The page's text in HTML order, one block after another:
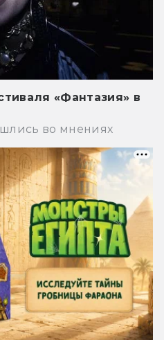
«Фантазия» в
во мнениях